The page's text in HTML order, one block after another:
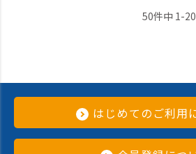
50件中 1 -20
はじめてのご利用